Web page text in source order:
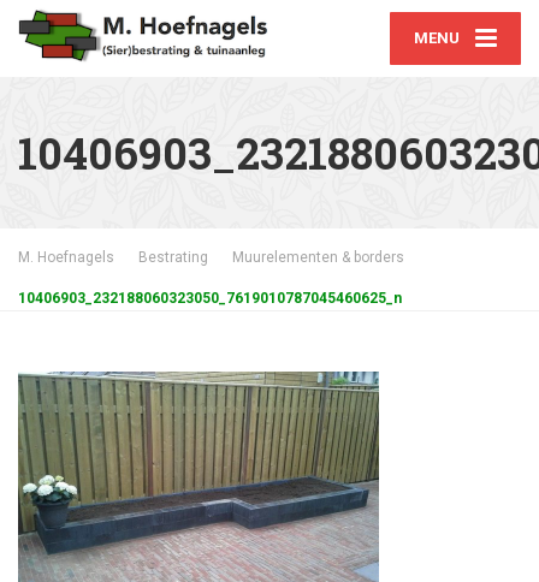
MENU
M. Hoefnagels Bestrating Muurelementen & borders
10406903_232188060323050_7619010787045460625_n